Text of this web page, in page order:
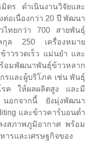
ตร ดำเนินงานวิจัยและ
อเนื่องกว่า 20 ปี พัฒนา
ไทยกว่า 700 สายพันธุ์
ลกุล 250 เครื่องหมาย
าวรวดเร็ว แม่นยำ และ
มพัฒนาพันธุ์ข้าวหลาก
รและผู้บริโภค เช่น พันธุ์
ค ให้ผลผลิตสูง และมี
อกจากนี้ ยังมุ่งพัฒนา
และข้าวคาร์บอนต่ำ
งสภาพภูมิอากาศ พร้อม
ารและเศรษฐกิจของ